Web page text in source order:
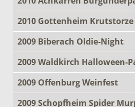
2010 Gottenheim
2009 Biberach Oldie-Night
2009 Waldkirch Halloween-
2009 Offenburg Weinfest
2009 Schopfheim Spider